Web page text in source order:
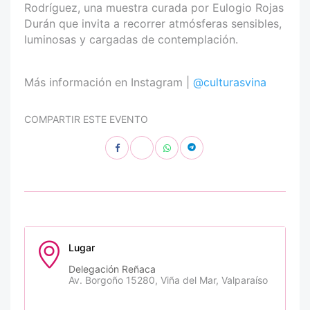
Rodríguez, una muestra curada por Eulogio Rojas
Durán que invita a recorrer atmósferas sensibles,
luminosas y cargadas de contemplación.
Más información en Instagram | @culturasvina
COMPARTIR ESTE EVENTO
Lugar
Delegación Reñaca
Av. Borgoño 15280, Viña del Mar, Valparaíso